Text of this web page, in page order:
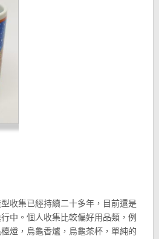
型收集已經持續二十多年，目前還是
中。個人收集比較偏好用品類，例
燈，烏龜香爐，烏龜茶杯，單純的